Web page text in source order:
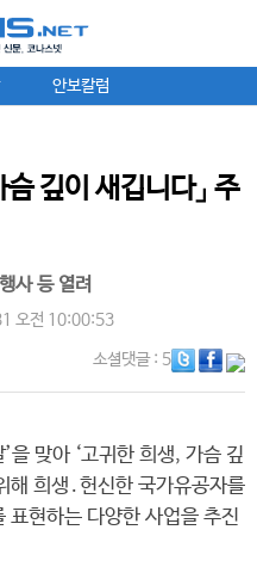
안보칼럼
깊이 새깁니다」 주
사 등 열려
오전 10:00:53
소셜댓글: 5
을 맞아 ‘고귀한 희생, 가슴 깊
해 희생․헌신한 국가유공자를
표현하는 다양한 사업을 추진